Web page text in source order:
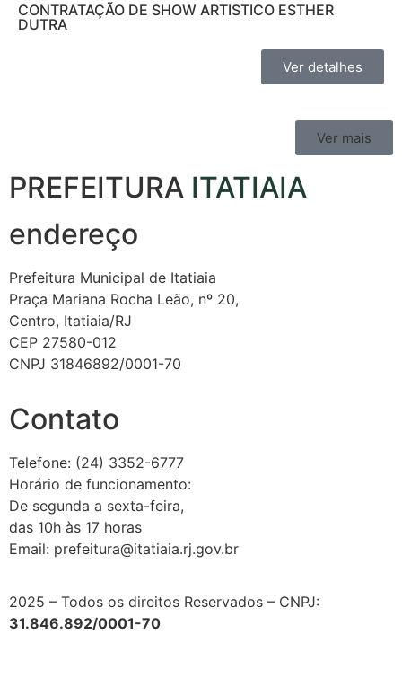
CONTRATAÇÃO DE SHOW ARTISTICO ESTHER
DUTRA
Ver detalhes
Ver mais
PREFEITURA ITATIAIA
endereço
Prefeitura Municipal de Itatiaia
Praça Mariana Rocha Leão, nº 20,
Centro, Itatiaia/RJ
CEP 27580-012
CNPJ 31846892/0001-70
Contato
Telefone: (24) 3352-6777
Horário de funcionamento:
De segunda a sexta-feira,
das 10h às 17 horas
Email: prefeitura@itatiaia.rj.gov.br
2025 – Todos os direitos Reservados – CNPJ:
31.846.892/0001-70